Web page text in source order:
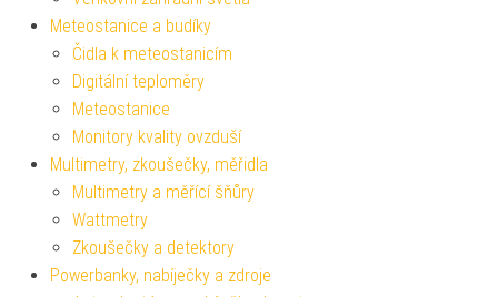
Meteostanice a budíky
Čidla k meteostanicím
Digitální teploměry
Meteostanice
Monitory kvality ovzduší
Multimetry, zkoušečky, měřidla
Multimetry a měřící šňůry
Wattmetry
Zkoušečky a detektory
Powerbanky, nabíječky a zdroje